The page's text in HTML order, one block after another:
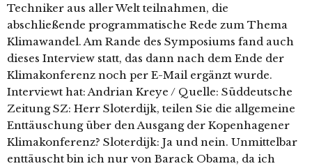
Techniker aus aller Welt teilnahmen, die
abschließende programmatische Rede zum Thema
Klimawandel. Am Rande des Symposiums fand auch
dieses Interview statt, das dann nach dem Ende der
Klimakonferenz noch per E-Mail ergänzt wurde.
Interviewt hat: Andrian Kreye / Quelle: Süddeutsche
Zeitung SZ: Herr Sloterdijk, teilen Sie die allgemeine
Enttäuschung über den Ausgang der Kopenhagener
Klimakonferenz? Sloterdijk: Ja und nein. Unmittelbar
enttäuscht bin ich nur von Barack Obama, da ich